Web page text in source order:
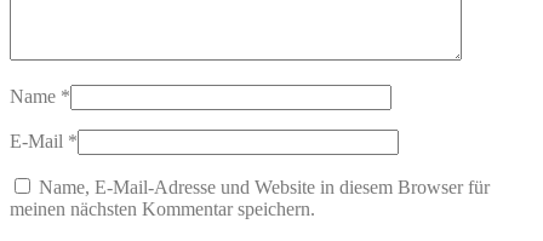
Name *
E-Mail *
Name, E-Mail-Adresse und Website in diesem Browser für
meinen nächsten Kommentar speichern.